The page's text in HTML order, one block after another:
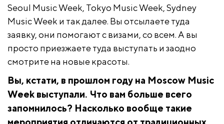
Seoul Music Week, Tokyo Music Week, Sydney
Music Week и так далее. Вы отсылаете туда
заявку, они помогают с визами, со всем. А вы
просто приезжаете туда выступать и заодно
смотрите на новые красоты.
Вы, кстати, в прошлом году на Moscow Music
Week выступали. Что вам больше всего
запомнилось? Насколько вообще такие
мероприятия отличаются от традиционных